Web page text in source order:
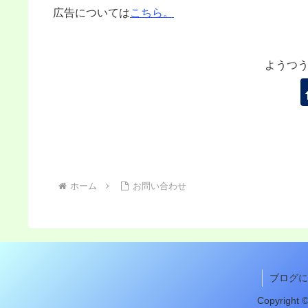
広告についてはこちら。
ようつ
ホーム お問い合わせ
ブログ
Copyright